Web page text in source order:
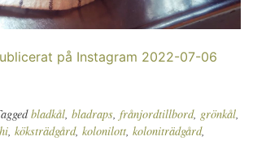
på Instagram 2022-07-06
bladkål, bladraps, frånjordtillbord, grönkål,
, köksträdgård, kolonilott, koloniträdgård,